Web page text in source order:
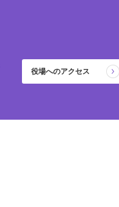
役場へのアクセス